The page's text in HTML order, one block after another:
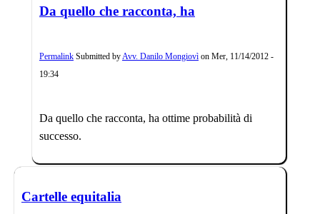
Da quello che racconta, ha
Permalink Submitted byAvv. Danilo Mongiovì on Mer, 11/14/2012 -
19:34
Da quello che racconta, ha ottime probabilità di
successo.
Cartelle equitalia